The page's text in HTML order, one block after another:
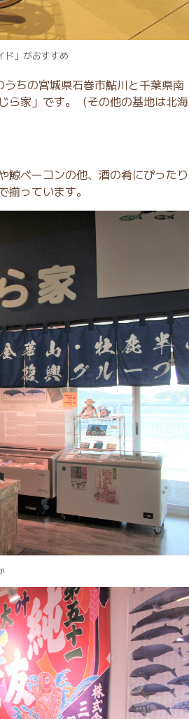
ド」がおすすめ
ちの宮城県石巻市鮎川と千葉県南
ら家」です。（その他の基地は北海
鯨ベーコンの他、酒の肴にぴったり
っています。